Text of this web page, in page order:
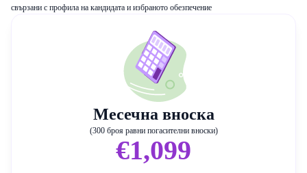
свързани с профила на кандидата и избраното обезпечение
Месечна вноска
(300 броя равни погасителни вноски)
€1,099